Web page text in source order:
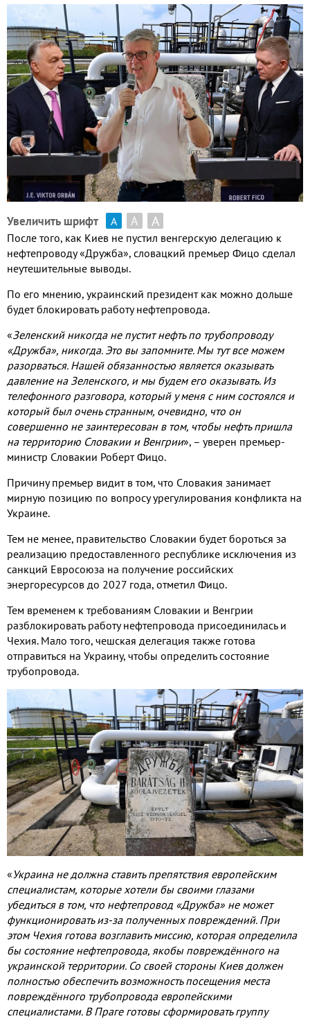
Увеличить шрифт А А А
После того, как Киев не пустил венгерскую делегацию к
нефтепроводу «Дружба», словацкий премьер Фицо сделал
неутешительные выводы.
По его мнению, украинский президент как можно дольше
будет блокировать работу нефтепровода.
«Зеленский никогда не пустит нефть по трубопроводу
«Дружба», никогда. Это вы запомните. Мы тут все можем
разорваться. Нашей обязанностью является оказывать
давление на Зеленского, и мы будем его оказывать. Из
телефонного разговора, который у меня с ним состоялся и
который был очень странным, очевидно, что он
совершенно не заинтересован в том, чтобы нефть пришла
на территорию Словакии и Венгрии», – уверен премьер-
министр Словакии Роберт Фицо.
Причину премьер видит в том, что Словакия занимает
мирную позицию по вопросу урегулирования конфликта на
Украине.
Тем не менее, правительство Словакии будет бороться за
реализацию предоставленного республике исключения из
санкций Евросоюза на получение российских
энергоресурсов до 2027 года, отметил Фицо.
Тем временем к требованиям Словакии и Венгрии
разблокировать работу нефтепровода присоединилась и
Чехия. Мало того, чешская делегация также готова
отправиться на Украину, чтобы определить состояние
трубопровода.
«Украина не должна ставить препятствия европейским
специалистам, которые хотели бы своими глазами
убедиться в том, что нефтепровод «Дружба» не может
функционировать из-за полученных повреждений. При
этом Чехия готова возглавить миссию, которая определила
бы состояние нефтепровода, якобы повреждённого на
украинской территории. Со своей стороны Киев должен
полностью обеспечить возможность посещения места
повреждённого трубопровода европейскими
специалистами. В Праге готовы сформировать группу